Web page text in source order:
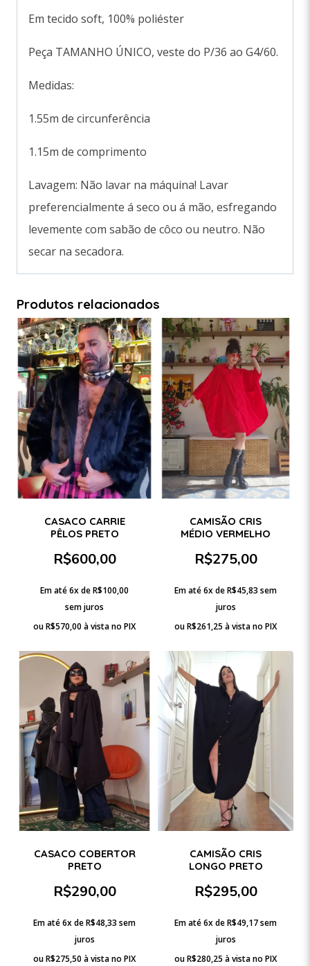
Em tecido soft, 100% poliéster
Peça TAMANHO ÚNICO, veste do P/36 ao G4/60.
Medidas:
1.55m de circunferência
1.15m de comprimento
Lavagem: Não lavar na máquina! Lavar
preferencialmente á seco ou á mão, esfregando
levemente com sabão de côco ou neutro. Não
secar na secadora.
Produtos relacionados
CASACO CARRIE
PÊLOS PRETO
R$600,00
Em até 6x deR$100,00
sem juros
ouR$570,00 à vista no PIX
CAMISÃO CRIS
MÉDIO VERMELHO
R$275,00
Em até 6x deR$45,83 sem
juros
ouR$261,25 à vista no PIX
CASACO COBERTOR
PRETO
R$290,00
Em até 6x deR$48,33 sem
juros
ouR$275,50 à vista no PIX
CAMISÃO CRIS
LONGO PRETO
R$295,00
Em até 6x deR$49,17sem
juros
ouR$280,25 à vista no PIX